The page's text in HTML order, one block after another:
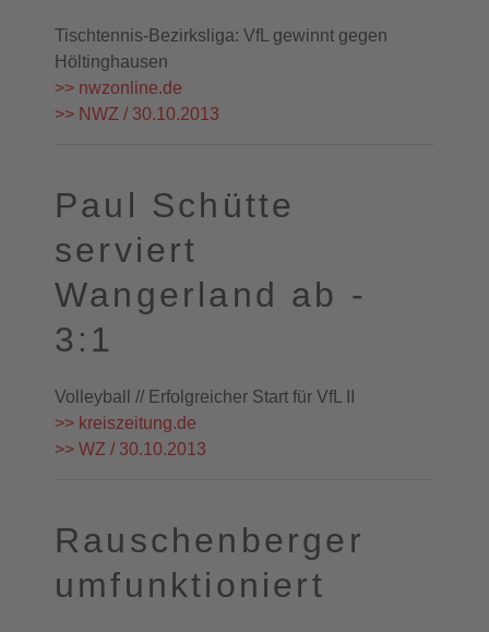
Tischtennis-Bezirksliga: VfL gewinnt gegen
Höltinghausen
>> nwzonline.de
>> NWZ / 30.10.2013
Paul Schütte
serviert
Wangerland ab -
3:1
Volleyball // Erfolgreicher Start für VfL II
>> kreiszeitung.de
>> WZ / 30.10.2013
Rauschenberger
umfunktioniert